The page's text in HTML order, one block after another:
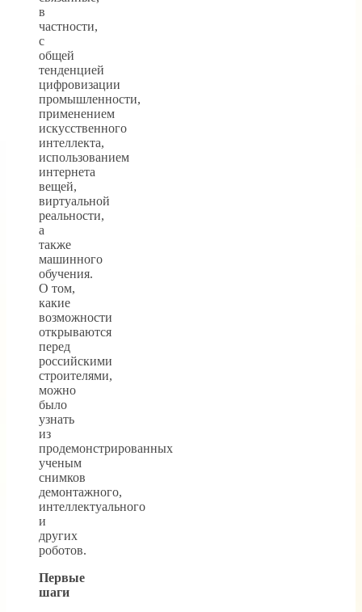
в
частности,
с
общей
тенденцией
цифровизации
промышленности,
применением
искусственного
интеллекта,
использованием
интернета
вещей,
виртуальной
реальности,
а
также
машинного
обучения.
О том,
какие
возможности
открываются
перед
российскими
строителями,
можно
было
узнать
из
продемонстрированных
ученым
снимков
демонтажного,
интеллектуального
и
других
роботов.
Первые
шаги